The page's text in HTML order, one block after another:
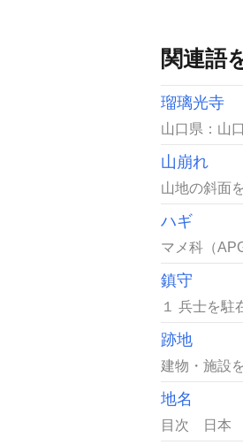
関連語
瑠璃光寺
山口県：山
山崩れ
山地の斜面
ハギ
マメ科（
鎮守
１ 兵士を駐
跡地
建物・施設
地名
目次 日